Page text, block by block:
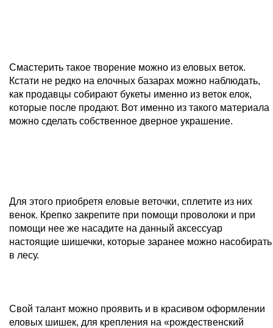
Смастерить такое творение можно из еловых веток.
Кстати не редко на елочных базарах можно наблюдать,
как продавцы собирают букеты именно из веток елок,
которые после продают. Вот именно из такого материала
можно сделать собственное дверное украшение.
Для этого приобретя еловые веточки, сплетите из них
венок. Крепко закрепите при помощи проволоки и при
помощи нее же насадите на данный аксессуар
настоящие шишечки, которые заранее можно насобирать
в лесу.
Свой талант можно проявить и в красивом оформлении
еловых шишек, для крепления на «рождественский